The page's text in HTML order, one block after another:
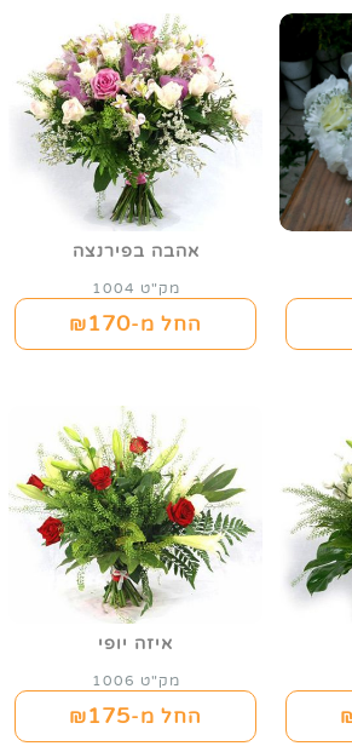
אהבה בפירנצה
מק"ט 1004
החל מ-₪170
איזה יופי
מק"ט 1006
החל מ-₪175